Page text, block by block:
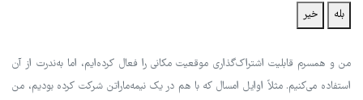
بله خیر
من و همسرم قابلیت اشتراک‌گذاری موقعیت مکانی را فعال کرده‌ایم، اما به‌ندرت از آن
استفاده می‌کنیم. مثلاً اوایل امسال که با هم در یک نیمه‌ماراتن شرکت کرده بودیم، من